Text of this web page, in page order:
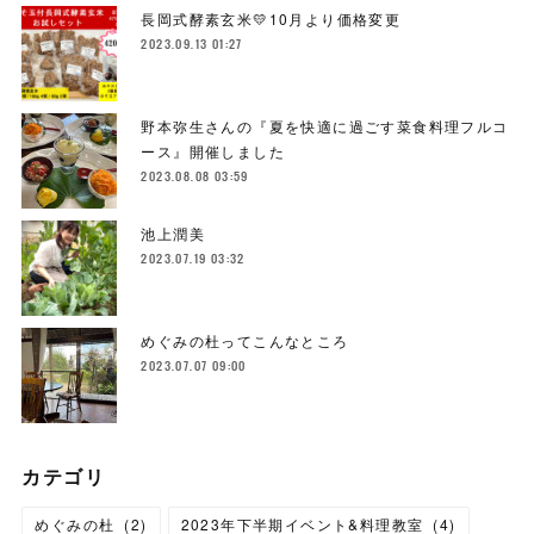
長岡式酵素玄米💛10月より価格変更
2023.09.13 01:27
野本弥生さんの『夏を快適に過ごす菜食料理フルコ
ース』開催しました
2023.08.08 03:59
池上潤美
2023.07.19 03:32
めぐみの杜ってこんなところ
2023.07.07 09:00
カテゴリ
めぐみの杜 (2) 2023年下半期イベント&料理教室 (4)